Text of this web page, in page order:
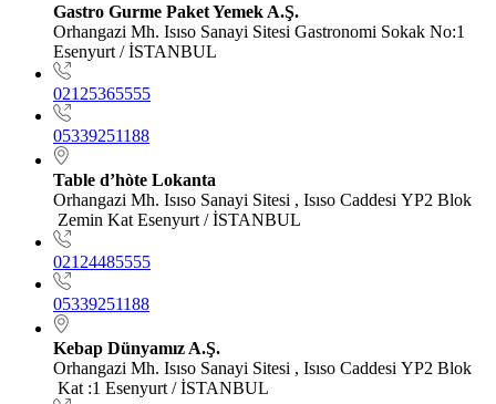
Gastro Gurme Paket Yemek A.Ş.
Orhangazi Mh. Isıso Sanayi Sitesi Gastronomi Sokak No:1
Esenyurt / İSTANBUL
02125365555
05339251188
Table d’hòte Lokanta
Orhangazi Mh. Isıso Sanayi Sitesi , Isıso Caddesi YP2 Blok
Zemin Kat Esenyurt / İSTANBUL
02124485555
05339251188
Kebap Dünyamız A.Ş.
Orhangazi Mh. Isıso Sanayi Sitesi , Isıso Caddesi YP2 Blok
Kat :1 Esenyurt / İSTANBUL